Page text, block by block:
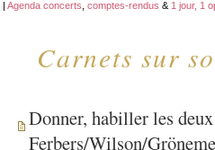
Carnets sur
| Agenda concerts comptes-rendus & 1 jour, 1
Donner, habiller les
Ferbers/Wilson/